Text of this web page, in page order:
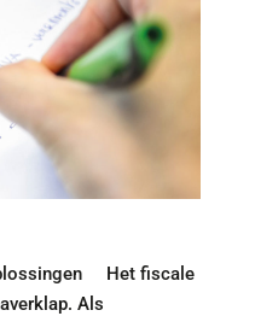
Het fiscale
Als